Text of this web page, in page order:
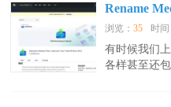
Rename
浏览：35 时
有时候我们
各样甚至还包